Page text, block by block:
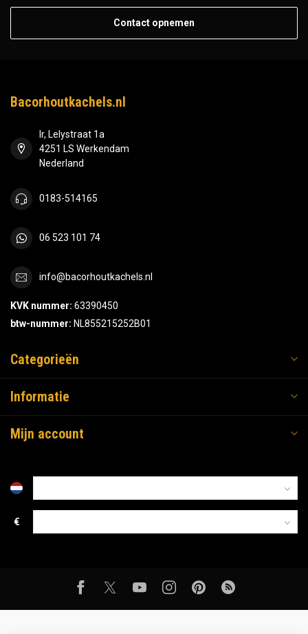
Contact opnemen
Bacorhoutkachels.nl
Ir, Lelystraat 1a
4251 LS Werkendam
Nederland
0183-514165
06 523 101 74
info@bacorhoutkachels.nl
KVK nummer: 63390450
btw-nummer: NL855215252B01
Categorieën
Informatie
Mijn account
€